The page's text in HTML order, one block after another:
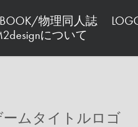
BOOK/物理同人誌
について
ームタイトルロゴ